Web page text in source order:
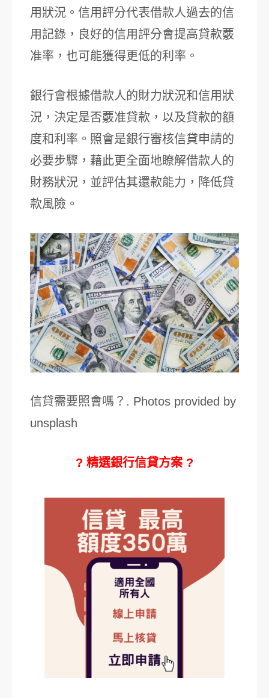
用狀況。信用評分代表借款人過去的信
用記錄，良好的信用評分會提高貸款覈
准率，也可能獲得更低的利率。
銀行會根據借款人的財力狀況和信用狀
況，決定是否覈准貸款，以及貸款的額
度和利率。照會是銀行審核信貸申請的
必要步驟，藉此更全面地瞭解借款人的
財務狀況，並評估其還款能力，降低貸
款風險。
信貸需要照會嗎？. Photos provided by
unsplash
? 精選銀行信貸方案 ?